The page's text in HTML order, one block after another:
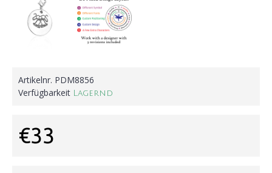
Artikelnr. PDM8856
Verfügbarkeit Lagernd
€33